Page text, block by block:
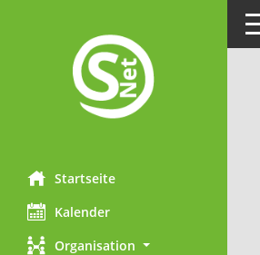
Startseite
Kalender
Organisation